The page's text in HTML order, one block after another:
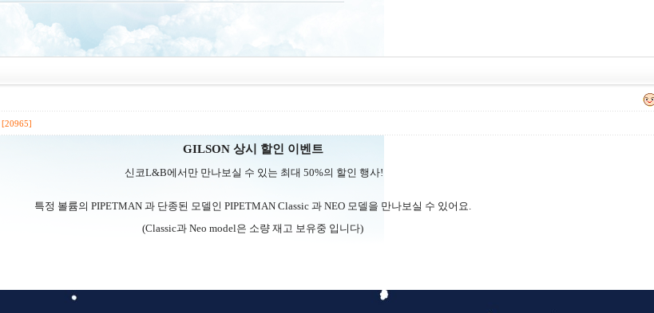
[20965]
GILSON 상시 할인 이벤트
신코L&B에서만 만나보실 수 있는 최대 50%의 할인 행사!
특정 볼륨의 PIPETMAN 과 단종된 모델인 PIPETMAN Classic 과 NEO 모델을 만나보실 수 있어요.
(Classic과 Neo model은 소량 재고 보유중 입니다)